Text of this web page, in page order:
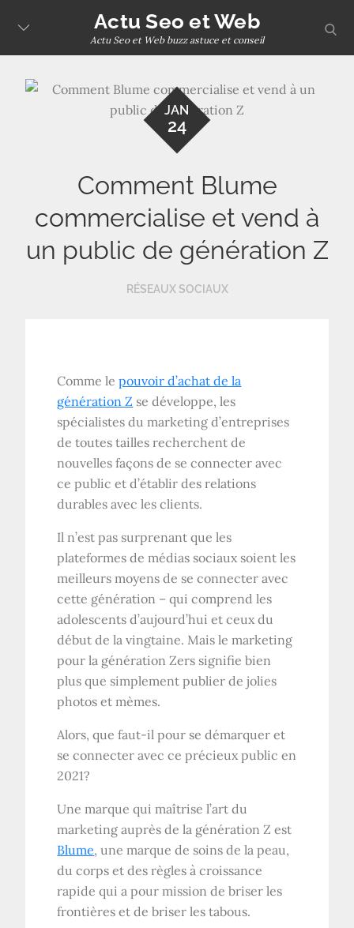
content
Actu Seo et Web
Actu Seo et Web buzz astuce et conseil
JAN
24
Comment Blume
commercialise et vend à
un public de génération Z
RÉSEAUX SOCIAUX
Comme lepouvoir d’achat de la
génération Z se développe, les
spécialistes du marketing d’entreprises
de toutes tailles recherchent de
nouvelles façons de se connecter avec
ce public et d’établir des relations
durables avec les clients.
Il n’est pas surprenant que les
plateformes de médias sociaux soient les
meilleurs moyens de se connecter avec
cette génération – qui comprend les
adolescents d’aujourd’hui et ceux du
début de la vingtaine. Mais le marketing
pour la génération Zers signifie bien
plus que simplement publier de jolies
photos et mèmes.
Alors, que faut-il pour se démarquer et
se connecter avec ce précieux public en
2021?
Une marque qui maîtrise l’art du
marketing auprès de la génération Z est
Blume, une marque de soins de la peau,
du corps et des règles à croissance
rapide qui a pour mission de briser les
frontières et de briser les tabous.